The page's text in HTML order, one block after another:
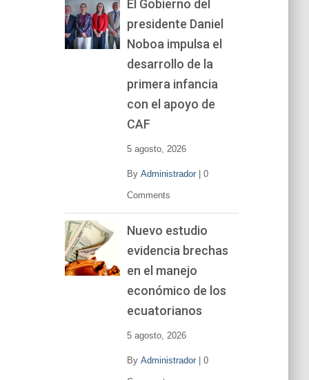
El Gobierno del
presidente Daniel
Noboa impulsa el
desarrollo de la
primera infancia
con el apoyo de
CAF
5 agosto, 2026
By Administrador| 0
Comments
Nuevo estudio
evidencia brechas
en el manejo
económico de los
ecuatorianos
5 agosto, 2026
By Administrador| 0